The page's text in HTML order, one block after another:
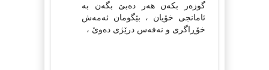
گوزەر بکەن هەر دەبێ بگەن بە
ئامانجی خۆیان ، بێگومان ئەمەش
خۆڕاگری و نەفەس درێژی دەوێ ،